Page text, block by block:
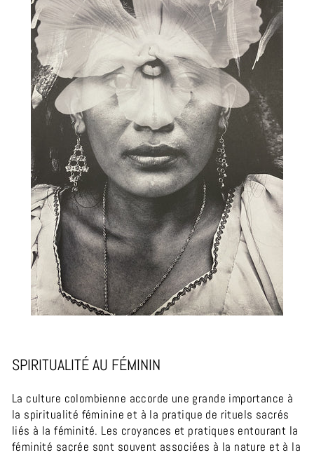
SPIRITUALITÉ AU FÉMININ
La culture colombienne accorde une grande importance à
la spiritualité féminine et à la pratique de rituels sacrés
liés à la féminité. Les croyances et pratiques entourant la
féminité sacrée sont souvent associées à la nature et à la